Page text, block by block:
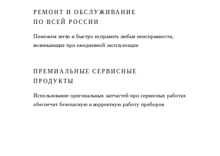
РЕМОНТ И ОБСЛУЖИВАНИЕ
ПО ВСЕЙ РОССИИ
Поможем легко и быстро исправить любые неисправности,
возникающие при ежедневной эксплуатации
ПРЕМИАЛЬНЫЕ СЕРВИСНЫЕ
ПРОДУКТЫ
Использование оригинальных запчастей при сервисных работах
обеспечит безопасную и корректную работу приборов